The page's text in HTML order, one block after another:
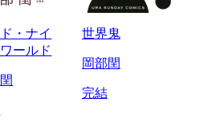
・ナイ
ワールド
世界鬼
岡部閏
完結